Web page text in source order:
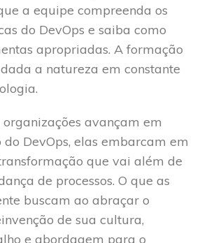
a equipe compreenda os
do DevOps e saiba como
apropriadas. A formação
a natureza em constante
avançam em
DevOps, elas embarcam em
que vai além de
de processos. O que as
buscam ao abraçar o
de sua cultura,
e abordagem para o